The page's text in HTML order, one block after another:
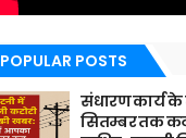
POPULAR POSTS
संधारण कार्य के
सितम्बर तक